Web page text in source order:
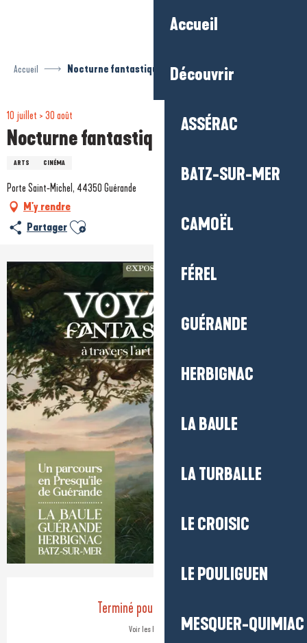
Accueil
Découvrir
ASSÉRAC
BATZ-SUR-MER
CAMOËL
FÉREL
GUÉRANDE
HERBIGNAC
LA BAULE
LA TURBALLE
LE CROISIC
LE POULIGUEN
MESQUER-QUIMIAC
Accueil Nocturne fantastique
10 juillet > 30 août
Nocturne fantastique
ARTS CINÉMA
Porte Saint-Michel, 44350 Guérande
M'y rendre
Partager Ajouter aux favoris
Ouverture et coordonnées
Terminé pour aujourd'hui
Voir les horaires